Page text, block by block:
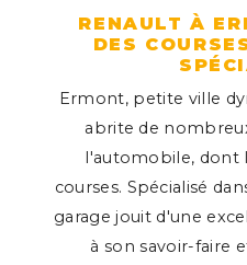
RENAULT À
DES
Ermont, petite ville
abrite de
l'automobile, dont
courses. Spécialisé
garage jouit d'une
à son savoir-faire